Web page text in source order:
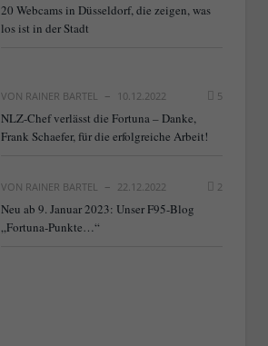
20 Webcams in Düsseldorf, die zeigen, was
los ist in der Stadt
VON RAINER BARTEL 10.12.2022 5
NLZ-Chef verlässt die Fortuna – Danke,
Frank Schaefer, für die erfolgreiche Arbeit!
VON RAINER BARTEL 22.12.2022 2
Neu ab 9. Januar 2023: Unser F95-Blog
„Fortuna-Punkte…“